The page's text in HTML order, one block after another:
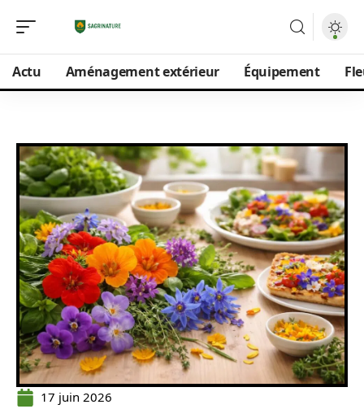
Actu Aménagement extérieur Équipement
17 juin 2026